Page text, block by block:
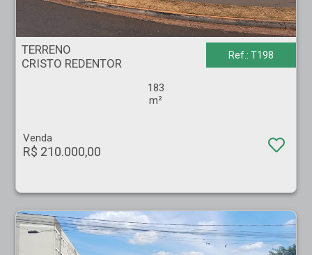
TERRENO - CRISTO REDENTOR - Ribeirão Preto
TERRENO
CRISTO REDENTOR
Ref.: T198
183
m²
Venda
R$ 210.000,00